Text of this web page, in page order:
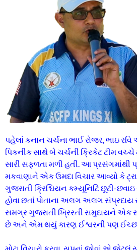
પહેલાં કનાન ચર્ચના ભાઈ રોજર, ભાઇ રવિ
પિકનીક સાથે બે ચર્ચની ક્રિકેટ ટીમ
સારી સફળતા મળી હતી. આ પ્રસંગમાંથી
મકવાણાને એક ઉમદા વિચાર આવ્યો કે
ગુજરાતી ક્રિશ્ચિયન કમ્યૂનિટિ છૂટી-
હોવા છતાં પોતાના અલગ અલગ
સમગ્ર ગુજરાતી ખ્રિસ્તી સમુદાયને એક
છે અને એમ થયું કારણ ઈશ્વરની પણ